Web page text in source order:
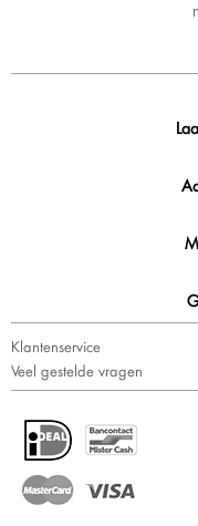
Klantenservice
Veel gestelde vragen